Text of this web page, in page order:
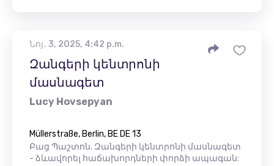
Նոյ․ 3, 2025, 4:42 p.m.
Զանգերի կենտրոնի
մասնագետ
Lucy Hovsepyan
Müllerstraße, Berlin, BE DE 13
Բաց Պաշտոն. Զանգերի կենտրոնի մասնագետ
- ձևավորել հաճախորդների փորձի ապագան: